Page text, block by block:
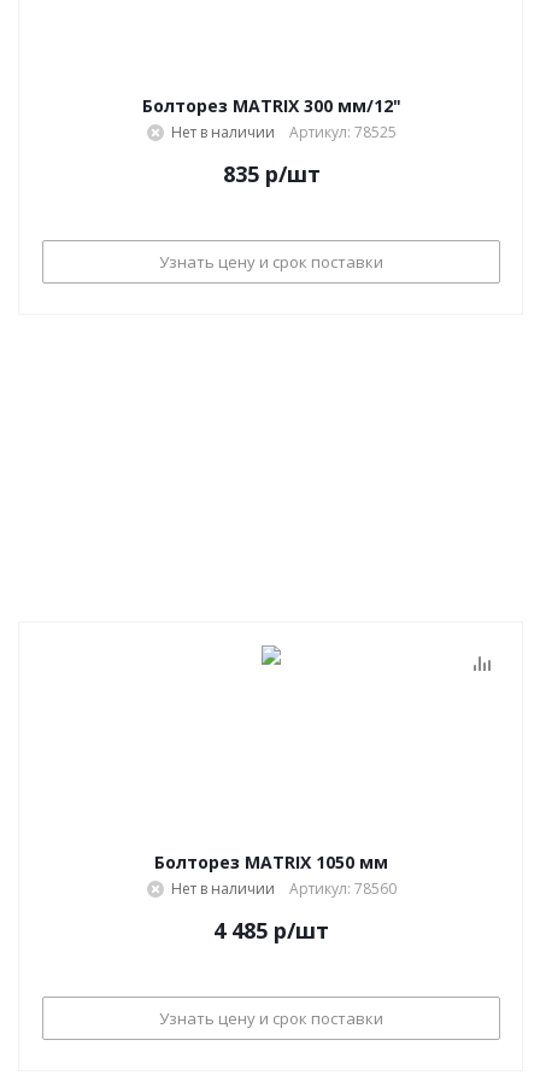
Болторез MATRIX 300 мм/12"
Нет в наличии Артикул: 78525
835р/шт
Узнать цену и срок поставки
Болторез MATRIX 1050 мм
Нет в наличии Артикул: 78560
4 485 р/шт
Узнать цену и срок поставки